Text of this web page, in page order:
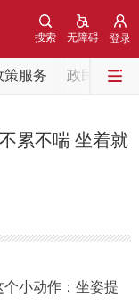
登录
无障碍
搜索
策服务 政民互动
累不喘 坐着就
个小动作：坐姿提